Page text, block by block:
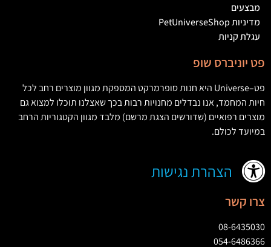
מבצעים
מדיניות PetUniverseShop
עגלת קניות
פט יוניברס שופ
פט–
Universe היא חנות סופרמרקט המספקת מגוון מוצרים רחב לכל
חיות המחמד,אנו נבדלים מחנויות רבות בכך שאצלנו תוכלו למצוא גם
מוצרים רפואיים (שדורשים הצגת מרשם) מלבד מגוון הקטגוריות הרחב
במיועד לכולם.
הצהרת נגישות
צרו קשר
08-6435030
054-6486366